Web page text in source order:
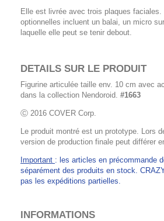
Elle est livrée avec trois plaques faciales.
optionnelles incluent un balai, un micro
laquelle elle peut se tenir debout.
DETAILS SUR LE PRODUIT
Figurine articulée taille env. 10 cm avec
dans la collection Nendoroid. #1663
Ⓒ 2016 COVER Corp.
Le produit montré est un prototype. Lors
version de production finale peut différer
Important : les articles en précommande
séparément des produits en stock.
pas les expéditions partielles.
INFORMATIONS